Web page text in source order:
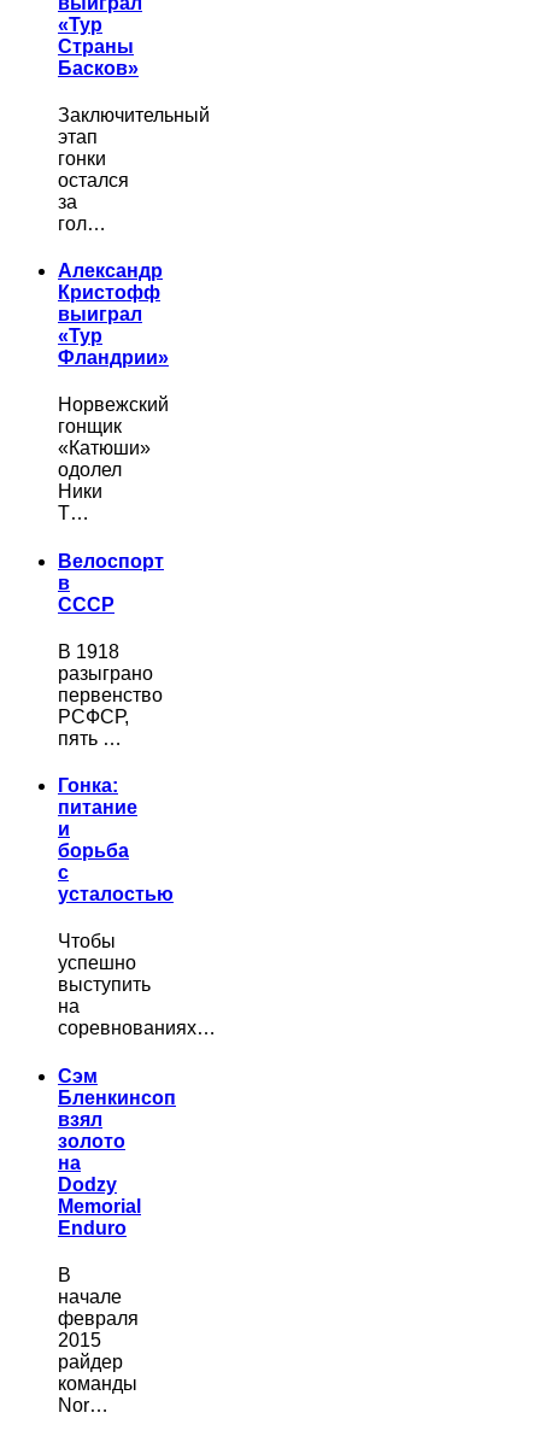
«Тур
Страны
Басков»
Заключительный
этап
гонки
остался
за
гол…
Александр
Кристофф
выиграл
«Тур
Фландрии»
Норвежский
гонщик
«Катюши»
одолел
Ники
Т…
Велоспорт
в
СССР
В 1918
разыграно
первенство
РСФСР,
пять …
Гонка:
питание
и
борьба
с
усталостью
Чтобы
успешно
выступить
на
соревнованиях…
Сэм
Бленкинсоп
взял
золото
на
Dodzy
Memorial
Enduro
В
начале
февраля
2015
райдер
команды
Nor…